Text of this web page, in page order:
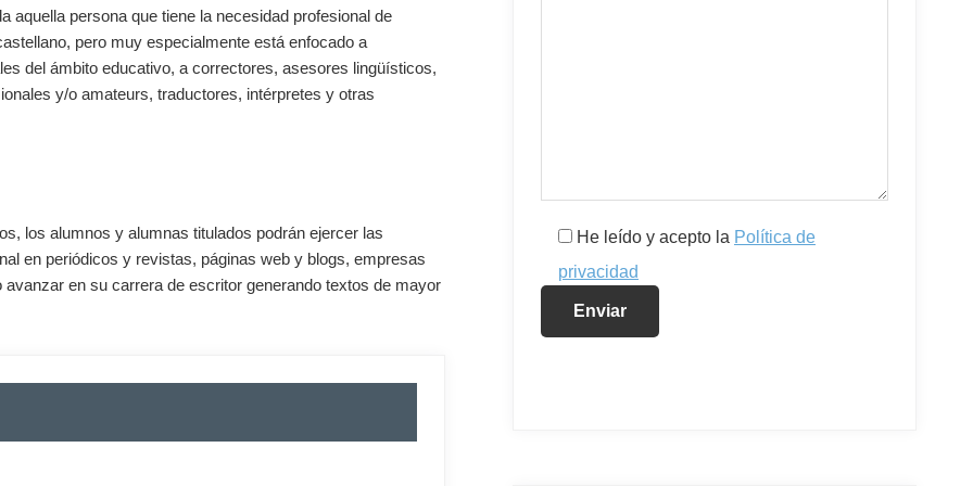
aquella persona que tiene la necesidad profesional de
pero muy especialmente está enfocado a
del ámbito educativo, a correctores, asesores lingüísticos,
y/o amateurs, traductores, intérpretes y otras
los alumnos y alumnas titulados podrán ejercer las
en periódicos y revistas, páginas web y blogs, empresas
en su carrera de escritor generando textos de mayor
He leído y acepto la Política de
privacidad